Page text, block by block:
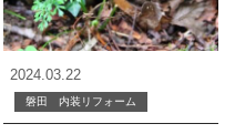
2024.03.22
磐田 内装リフォーム